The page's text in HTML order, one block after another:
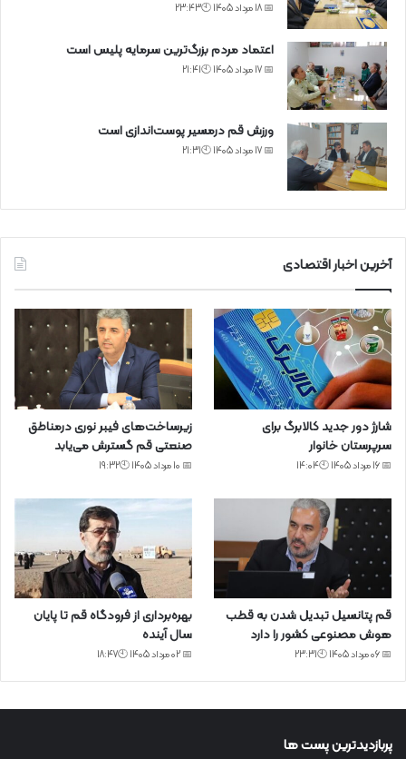
📅 18 مرداد 1405 🕙23:43
اعتماد مردم بزرگ‌ترین سرمایه پلیس است
📅 17 مرداد 1405 🕙21:41
ورزش قم درمسیر پوست‌اندازی است
📅 17 مرداد 1405 🕙21:31
آخرین اخبار اقتصادی
شارژ دور جدید کالابرگ برای
سرپرستان خانوار
📅 16 مرداد 1405 🕙14:04
زیرساخت‌های فیبر نوری درمناطق
صنعتی قم گسترش می‌یابد
📅 10 مرداد 1405 🕙19:32
قم پتانسیل تبدیل شدن به قطب
هوش مصنوعی کشور را دارد
📅 06 مرداد 1405 🕙23:31
بهره‌برداری از فرودگاه قم تا پایان
سال آینده
📅 02 مرداد 1405 🕙18:47
پربازدیدترین پست ها